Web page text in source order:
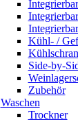
Kühl- /
Side-by-
Zubehör
Waschen
Trockner